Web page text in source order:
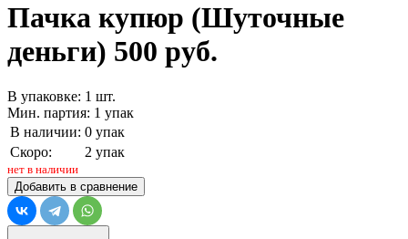
Пачка купюр (Шуточные
деньги) 500 руб.
В упаковке: 1 шт.
Мин. партия: 1 упак
В наличии: 0 упак
Скоро:
2 упак
нет в наличии
Добавить в сравнение